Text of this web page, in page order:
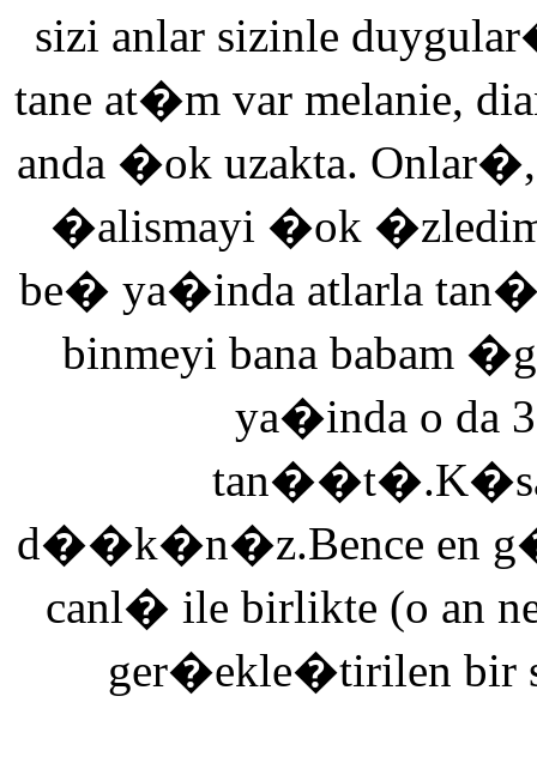
sizi anlar sizinle
tane at�m var melanie,
anda �ok uzakta.
�alismayi �ok
be� ya�inda atlarla
binmeyi bana babam
ya�inda o da
d��k�n�z.Bence en
canl� ile birlikte (o an
ger�ekle�tirilen bir